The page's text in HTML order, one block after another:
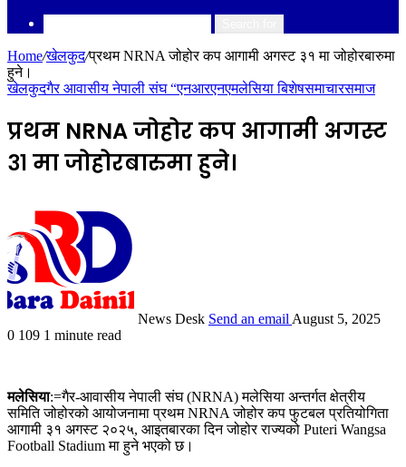
Home/खेलकुद/प्रथम NRNA जोहोर कप आगामी अगस्ट ३१ मा जोहोरबारुमा
हुने।
खेलकुदगैर आवासीय नेपाली संघ “एनआरएनएमलेसिया बिशेषसमाचारसमाज
प्रथम NRNA जोहोर कप आगामी अगस्ट
३१ मा जोहोरबारुमा हुने।
News Desk Send an email August 5, 2025
0 109 1 minute read
मलेसिया:=गैर-आवासीय नेपाली संघ (NRNA) मलेसिया अन्तर्गत क्षेत्रीय
समिति जोहोरको आयोजनामा प्रथम NRNA जोहोर कप फुटबल प्रतियोगिता
आगामी ३१ अगस्ट २०२५, आइतबारका दिन जोहोर राज्यको Puteri Wangsa
Football Stadium मा हुने भएको छ।